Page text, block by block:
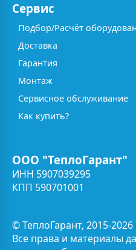
Сервис
Подбор/Расчёт
Доставка
Гарантия
Монтаж
Сервисное обслуживание
Как купить?
ООО "ТеплоГарант"
ИНН 5907039295
КПП 590701001
© ТеплоГарант, 2015-2026
Все права и материалы